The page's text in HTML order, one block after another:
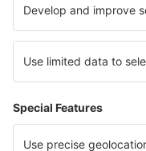
Dreptul la
privire la
personal de catre
la copii ale
Dreptul la